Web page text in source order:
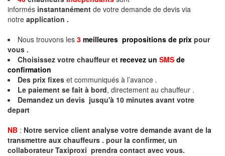
informés instantanément de votre demande de devis via
notre application .
Nous trouvons les 3 meilleures propositions de prix pour
vous .
Choisissez votre chauffeur et recevez un SMS de
confirmation
Des prix fixes et communiqués à l’avance .
Le paiement se fait à bord, directement au chauffeur .
Demandez un devis jusqu'à 10 minutes avant votre
depart
NB : Notre service client analyse votre demande avant de la
transmettre aux chauffeurs . pour la confirmer, un
collaborateur Taxiproxi prendra contact avec vous.